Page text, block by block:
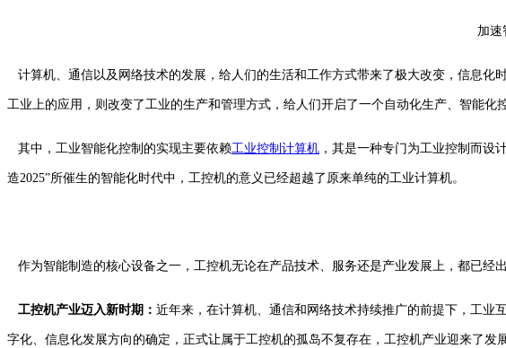
加速
计算机、通信以及网络技术的发展，给人们的生活和工作方式带来了极大改变，信息
工业上的应用，则改变了工业的生产和管理方式，给人们开启了一个自动化生产、智能化
其中，工业智能化控制的实现主要依赖工业控制计算机 ，其是一种专门为工业控制而设
造2025”所催生的智能化时代中，工控机的意义已经超越了原来单纯的工业计算机。
作为智能制造的核心设备之一，工控机无论在产品技术、服务还是产业发展上，都已经
工控机产业迈入新时期： 近年来，在计算机、通信和网络技术持续推广的前提下，工业
字化、信息化发展方向的确定，正式让属于工控机的孤岛不复存在，工控机产业迎来了发